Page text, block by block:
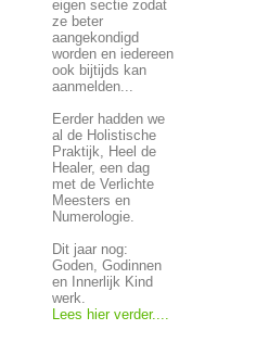
eigen sectie zodat
ze beter
aangekondigd
worden en iedereen
ook bijtijds kan
aanmelden...
Eerder hadden we
al de Holistische
Praktijk, Heel de
Healer, een dag
met de Verlichte
Meesters en
Numerologie.
Dit jaar nog:
Goden, Godinnen
en Innerlijk Kind
werk.
Lees hier verder....